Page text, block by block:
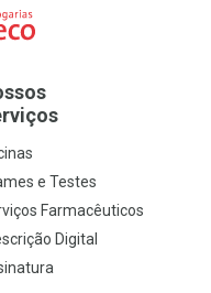
e Testes
Farmacêuticos
Digital